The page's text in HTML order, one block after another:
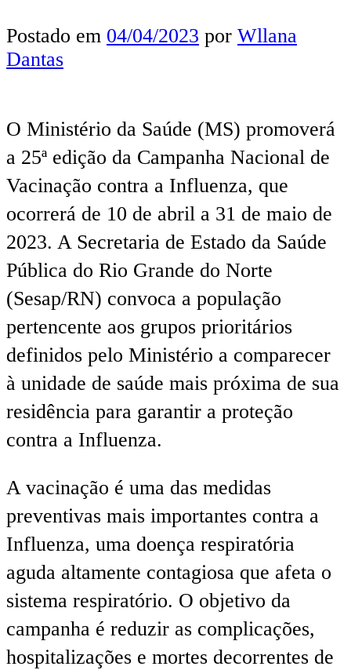
Postado em 04/04/2023 por Wllana
Dantas
O Ministério da Saúde (MS) promoverá
a 25ª edição da Campanha Nacional de
Vacinação contra a Influenza, que
ocorrerá de 10 de abril a 31 de maio de
2023. A Secretaria de Estado da Saúde
Pública do Rio Grande do Norte
(Sesap/RN) convoca a população
pertencente aos grupos prioritários
definidos pelo Ministério a comparecer
à unidade de saúde mais próxima de sua
residência para garantir a proteção
contra a Influenza.
A vacinação é uma das medidas
preventivas mais importantes contra a
Influenza, uma doença respiratória
aguda altamente contagiosa que afeta o
sistema respiratório. O objetivo da
campanha é reduzir as complicações,
hospitalizações e mortes decorrentes de